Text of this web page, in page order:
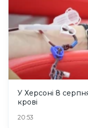
У Херсоні 8
крові
20:53